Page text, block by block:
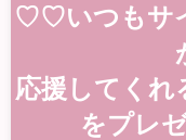
♡♡いつもサ
応援してくれ
をプレ